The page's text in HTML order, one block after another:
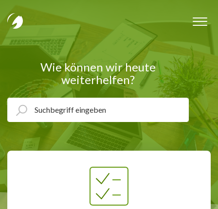
Wie können wir heute
weiterhelfen?